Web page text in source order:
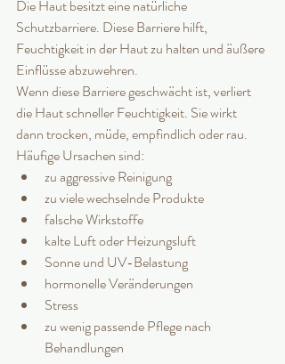
Die Haut besitzt eine natürliche
Schutzbarriere. Diese Barriere hilft,
Feuchtigkeit in der Haut zu halten und äußere
Einflüsse abzuwehren.
Wenn diese Barriere geschwächt ist, verliert
die Haut schneller Feuchtigkeit. Sie wirkt
dann trocken, müde, empfindlich oder rau.
Häufige Ursachen sind:
zu aggressive Reinigung
zu viele wechselnde Produkte
falsche Wirkstoffe
kalte Luft oder Heizungsluft
Sonne und UV-Belastung
hormonelle Veränderungen
Stress
zu wenig passende Pflege nach
Behandlungen